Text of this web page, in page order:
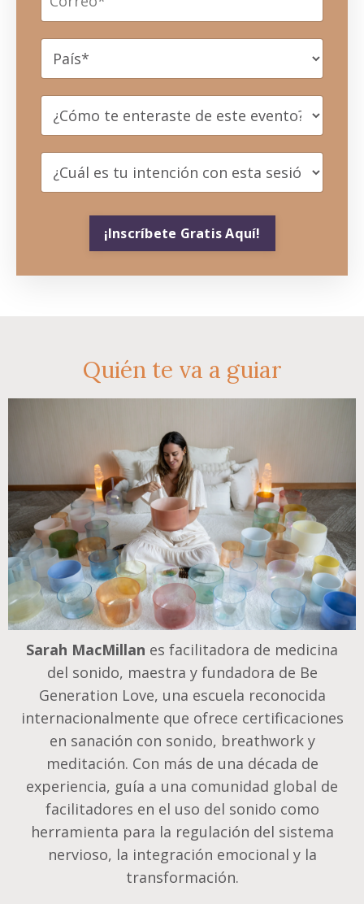
¡Inscríbete Gratis Aquí!
Quién te va a guiar
Sarah MacMillan es facilitadora de medicina
del sonido, maestra y fundadora de Be
Generation Love, una escuela reconocida
internacionalmente que ofrece certificaciones
en sanación con sonido, breathwork y
meditación. Con más de una década de
experiencia, guía a una comunidad global de
facilitadores en el uso del sonido como
herramienta para la regulación del sistema
nervioso, la integración emocional y la
transformación.